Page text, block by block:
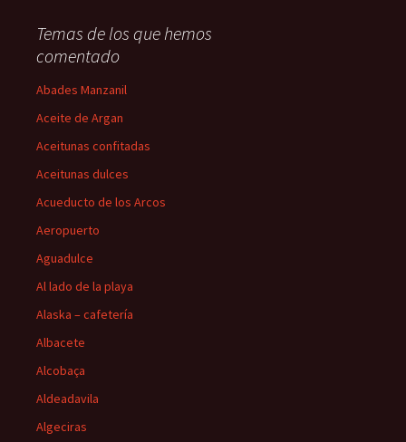
Temas de los que hemos
comentado
Abades Manzanil
Aceite de Argan
Aceitunas confitadas
Aceitunas dulces
Acueducto de los Arcos
Aeropuerto
Aguadulce
Al lado de la playa
Alaska – cafetería
Albacete
Alcobaça
Aldeadavila
Algeciras